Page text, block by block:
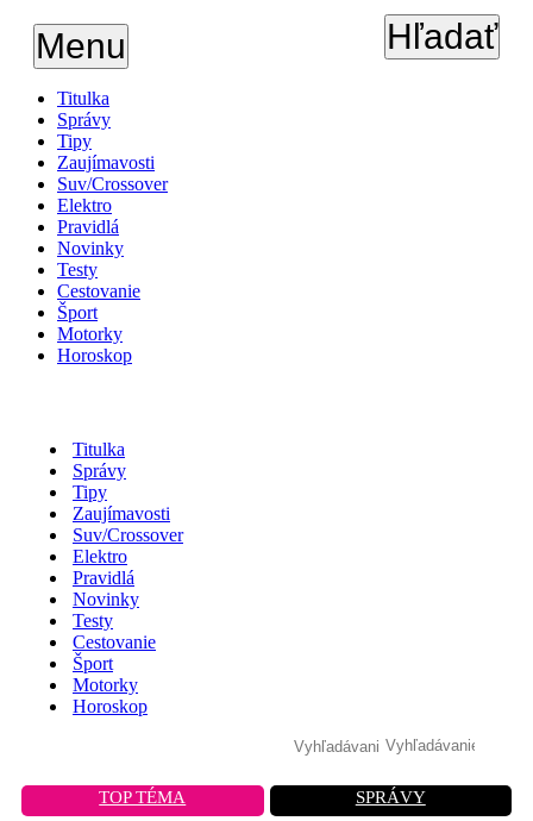
Menu Hľadať
Titulka
Správy
Tipy
Zaujímavosti
Suv/Crossover
Elektro
Pravidlá
Novinky
Testy
Cestovanie
Šport
Motorky
Horoskop
Titulka
Správy
Tipy
Zaujímavosti
Suv/Crossover
Elektro
Pravidlá
Novinky
Testy
Cestovanie
Šport
Motorky
Horoskop
TOP TÉMA
SPRÁVY